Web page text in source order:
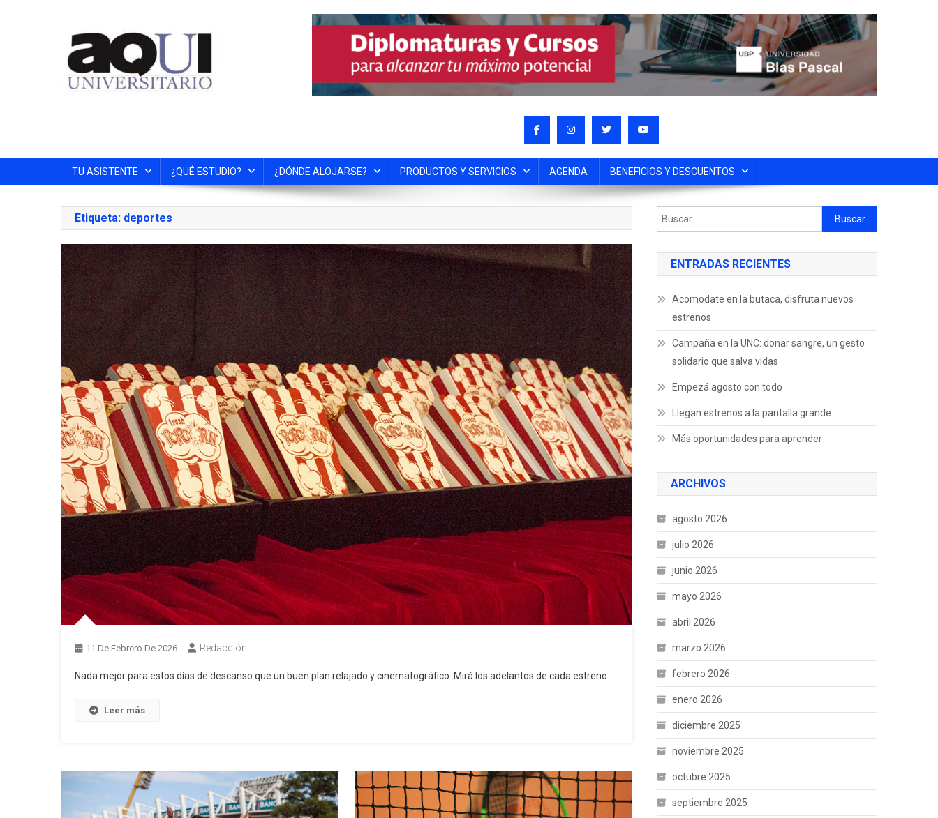
TU ASISTENTE ¿QUÉ ESTUDIO? ¿DÓNDE ALOJARSE? PRODUCTOS Y SERVICIOS AGENDA BENEFICIOS Y DESCUENTOS
Etiqueta: deportes
11 De Febrero De 2026 Redacción
Nada mejor para estos días de descanso que un buen plan relajado y cinematográfico. Mirá los adelantos de cada estreno.
Leer más
ENTRADAS RECIENTES
Acomodate en la butaca, disfruta nuevos
estrenos
Campaña en la UNC: donar sangre, un gesto
solidario que salva vidas
Empezá agosto con todo
Llegan estrenos a la pantalla grande
Más oportunidades para aprender
ARCHIVOS
agosto 2026
julio 2026
junio 2026
mayo 2026
abril 2026
marzo 2026
febrero 2026
enero 2026
diciembre 2025
noviembre 2025
octubre 2025
septiembre 2025